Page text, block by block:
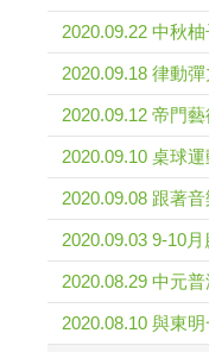
2020.09.22 中秋
2020.09.18 律動
2020.09.12 帝門
2020.09.10 桌球運
2020.09.08 跟著
2020.09.03 9-10
2020.08.29 中元
2020.08.10 與東明